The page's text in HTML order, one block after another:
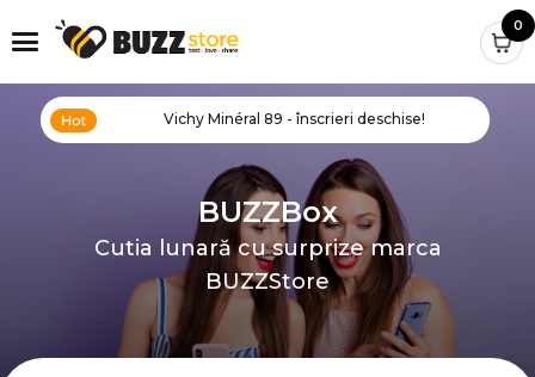
0
Vichy Minéral 89 - înscrieri deschise!
BUZZBox
Cutia lunară cu surprize marca
BUZZStore